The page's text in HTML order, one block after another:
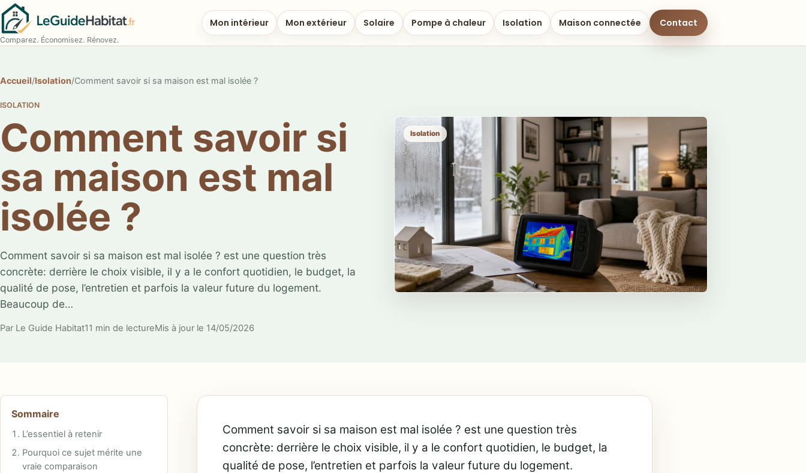
Comparez. Économisez. Rénovez.
Mon intérieur Mon extérieur Solaire Pompe à chaleur Isolation Maison connectée Contact
Accueil/Isolation/Comment savoir si sa maison est mal isolée ?
ISOLATION
Comment savoir si
sa maison est mal
isolée ?
Comment savoir si sa maison est mal isolée ? est une question très
concrète: derrière le choix visible, il y a le confort quotidien, le budget, la
qualité de pose, l’entretien et parfois la valeur future du logement.
Beaucoup de…
Par Le Guide Habitat11 min de lectureMis à jour le 14/05/2026
Isolation
Sommaire
L’essentiel à retenir
Pourquoi ce sujet mérite une
vraie comparaison
Comment savoir si sa maison est mal isolée ? est une question très
concrète: derrière le choix visible, il y a le confort quotidien, le budget, la
qualité de pose, l’entretien et parfois la valeur future du logement.